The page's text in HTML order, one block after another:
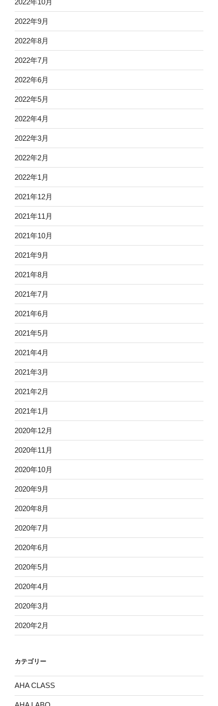
2022年9月
2022年8月
2022年7月
2022年6月
2022年5月
2022年4月
2022年3月
2022年2月
2022年1月
2021年12月
2021年11月
2021年10月
2021年9月
2021年8月
2021年7月
2021年6月
2021年5月
2021年4月
2021年3月
2021年2月
2021年1月
2020年12月
2020年11月
2020年10月
2020年9月
2020年8月
2020年7月
2020年6月
2020年5月
2020年4月
2020年3月
2020年2月
カテゴリー
AHA CLASS